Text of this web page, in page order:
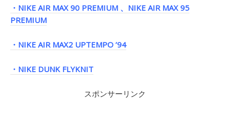
・NIKE AIR MAX 90 PREMIUM 、NIKE AIR MAX 95
PREMIUM
・NIKE AIR MAX2 UPTEMPO ’94
・NIKE DUNK FLYKNIT
スポンサーリンク